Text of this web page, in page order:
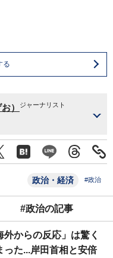
る
） ジャーナリスト
政治・経済 #政治
#政治の記事
外からの反応」は驚く
った...岸田首相と安倍